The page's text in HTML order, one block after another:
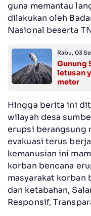
guna memantau
dilakukan oleh
Nasional beserta
Rabu, 03
Gunung
letusan
meter
Hingga berita ini
wilayah desa
erupsi berangsung
evakuasi terus
kemanusian ini
korban bencana
masyarakat korban
dan ketabahan,
Responsif,